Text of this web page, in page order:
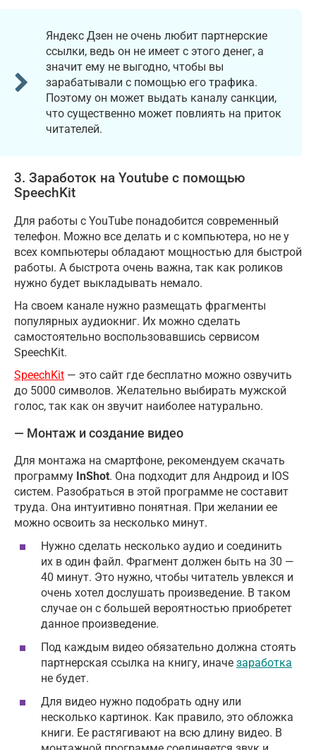
Яндекс Дзен не очень любит партнерские
ссылки, ведь он не имеет с этого денег, а
значит ему не выгодно, чтобы вы
зарабатывали с помощью его трафика.
Поэтому он может выдать каналу санкции,
что существенно может повлиять на приток
читателей.
3. Заработок на Youtube с помощью
SpeechKit
Для работы с YouTube понадобится современный
телефон. Можно все делать и с компьютера, но не у
всех компьютеры обладают мощностью для быстрой
работы. А быстрота очень важна, так как роликов
нужно будет выкладывать немало.
На своем канале нужно размещать фрагменты
популярных аудиокниг. Их можно сделать
самостоятельно воспользовавшись сервисом
SpeechKit.
SpeechKit — это сайт где бесплатно можно озвучить
до 5000 символов. Желательно выбирать мужской
голос, так как он звучит наиболее натурально.
— Монтаж и создание видео
Для монтажа на смартфоне, рекомендуем скачать
программу InShot. Она подходит для Андроид и IOS
систем. Разобраться в этой программе не составит
труда. Она интуитивно понятная. При желании ее
можно освоить за несколько минут.
Нужно сделать несколько аудио и соединить
их в один файл. Фрагмент должен быть на 30 —
40 минут. Это нужно, чтобы читатель увлекся и
очень хотел дослушать произведение. В таком
случае он с большей вероятностью приобретет
данное произведение.
Под каждым видео обязательно должна стоять
партнерская ссылка на книгу, иначе заработка
не будет.
Для видео нужно подобрать одну или
несколько картинок. Как правило, это обложка
книги. Ее растягивают на всю длину видео. В